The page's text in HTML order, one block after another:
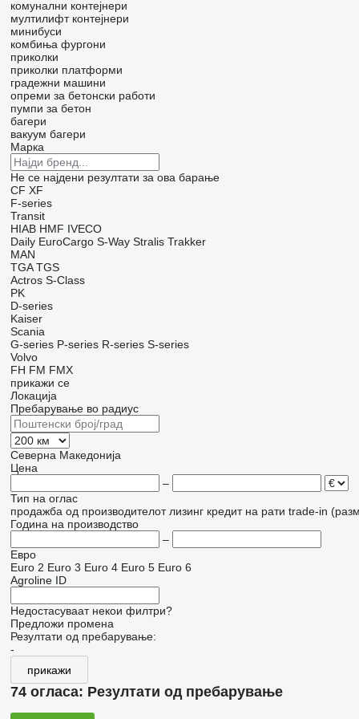
комунални контејнери
мултилифт контејнери
минибуси
комбиња фургони
приколки
приколки платформи
градежни машини
опреми за бетонски работи
пумпи за бетон
багери
вакуум багери
Марка
Не се најдени резултати за ова барање
CF XF
F-series
Transit
HIAB HMF IVECO
Daily EuroCargo S-Way Stralis Trakker
MAN
TGA TGS
Actros S-Class
PK
D-series
Kaiser
Scania
G-series P-series R-series S-series
Volvo
FH FM FMX
прикажи се
Локација
Пребарување во радиус
Северна Македонија
Цена
–
Тип на оглас
продажба од производителот лизинг кредит на рати trade-in
Година на производство
–
Евро
Euro 2 Euro 3 Euro 4 Euro 5 Euro 6
Agroline ID
Недостасуваат некои филтри?
Предложи промена
Резултати од пребарување:
-
прикажи
74 огласа: Резултати од пребарување